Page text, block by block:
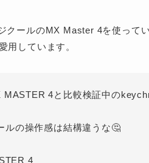
クールのMX Master 4を使って
用しています。
MASTER 4と比較検証中の
ルの操作感は結構違うな🤔
4